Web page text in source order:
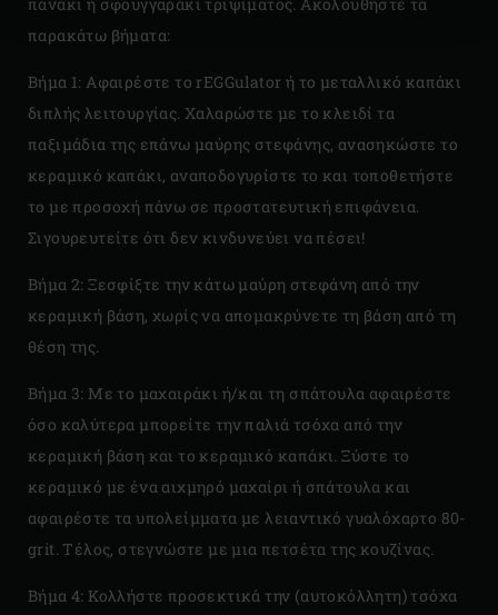
παρακάτω βήματα:
Βήμα 1: Αφαιρέστε το rEGGulator ή το μεταλλικό καπάκι
διπλής λειτουργίας. Χαλαρώστε με το κλειδί τα
παξιμάδια της επάνω μαύρης στεφάνης, ανασηκώστε το
κεραμικό καπάκι, αναποδογυρίστε το και τοποθετήστε
το με προσοχή πάνω σε προστατευτική επιφάνεια.
Σιγουρευτείτε ότι δεν κινδυνεύει να πέσει!
Βήμα 2: Ξεσφίξτε την κάτω μαύρη στεφάνη από την
κεραμική βάση, χωρίς να απομακρύνετε τη βάση από τη
θέση της.
Βήμα 3: Με το μαχαιράκι ή/και τη σπάτουλα αφαιρέστε
όσο καλύτερα μπορείτε την παλιά τσόχα από την
κεραμική βάση και το κεραμικό καπάκι. Ξύστε το
κεραμικό με ένα αιχμηρό μαχαίρι ή σπάτουλα και
αφαιρέστε τα υπολείμματα με λειαντικό γυαλόχαρτο 80-
grit. Τέλος, στεγνώστε με μια πετσέτα της κουζίνας.
Βήμα 4: Κολλήστε προσεκτικά την (αυτοκόλλητη) τσόχα